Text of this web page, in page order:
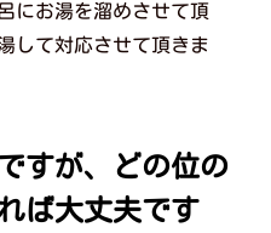
にお湯を溜めさせて頂
して対応させて頂きま
すが、どの位の
ば大丈夫です